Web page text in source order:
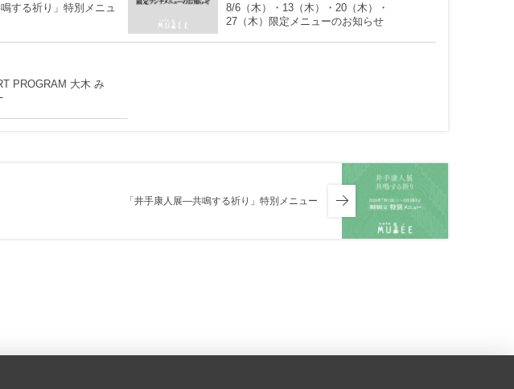
する祈り」特別メニュ
8/6（木）・13（木）・20（木）・
27（木）限定メニューのお知らせ
PROGRAM 大木 み
「井手康人展―共鳴する祈り」特別メニュー